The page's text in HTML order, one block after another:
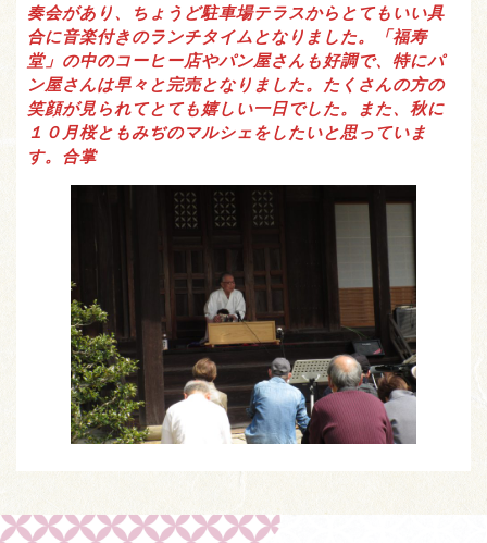
奏会があり、ちょうど駐車場テラスからとてもいい具
合に音楽付きのランチタイムとなりました。「福寿
堂」の中のコーヒー店やパン屋さんも好調で、特にパ
ン屋さんは早々と完売となりました。たくさんの方の
笑顔が見られてとても嬉しい一日でした。また、秋に
１０月桜ともみぢのマルシェをしたいと思っていま
す。合掌